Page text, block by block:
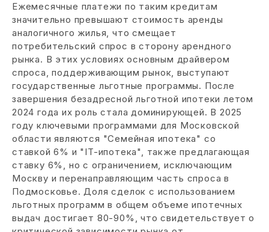
Ежемесячные платежи по таким кредитам
значительно превышают стоимость аренды
аналогичного жилья, что смещает
потребительский спрос в сторону арендного
рынка. В этих условиях основным драйвером
спроса, поддерживающим рынок, выступают
государственные льготные программы. После
завершения безадресной льготной ипотеки летом
2024 года их роль стала доминирующей. В 2025
году ключевыми программами для Московской
области являются "Семейная ипотека" со
ставкой 6% и "IT-ипотека", также предлагающая
ставку 6%, но с ограничением, исключающим
Москву и перенаправляющим часть спроса в
Подмосковье. Доля сделок с использованием
льготных программ в общем объеме ипотечных
выдач достигает 80-90%, что свидетельствует о